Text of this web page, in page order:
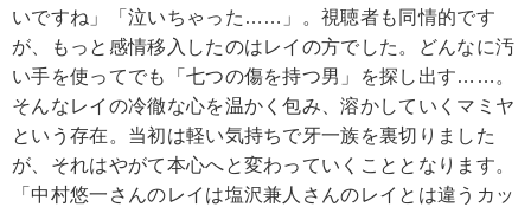
いですね」「泣いちゃった……」。視聴者も同情的です
が、もっと感情移入したのはレイの方でした。どんなに汚
い手を使ってでも「七つの傷を持つ男」を探し出す……。
そんなレイの冷徹な心を温かく包み、溶かしていくマミヤ
という存在。当初は軽い気持ちで牙一族を裏切りました
が、それはやがて本心へと変わっていくこととなります。
「中村悠一さんのレイは塩沢兼人さんのレイとは違うカッ